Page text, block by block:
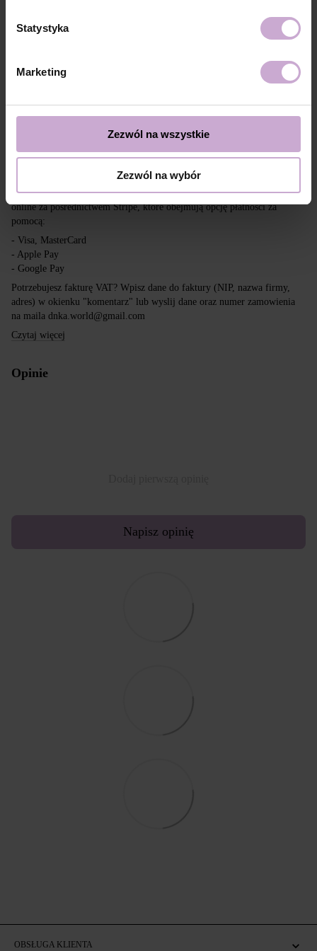
Statystyka
Marketing
Zezwól na wszystkie
Zezwól na wybór
Darmowa dostawa przy zakupach powyżej 650 zł.
Chcemy, aby zakupy były szybkie i łatwe, dlatego akceptujemy płatności
online za pośrednictwem Stripe, które obejmują opcję płatności za
pomocą:
- Visa, MasterCard
- Apple Pay
- Google Pay
Potrzebujesz fakturę VAT? Wpisz dane do faktury (NIP, nazwa firmy,
adres) w okienku "komentarz" lub wyslij dane oraz numer zamowienia
na maila dnka.world@gmail.com
Czytaj więcej
Opinie
Napisz opinię
OBSŁUGA KLIENTA